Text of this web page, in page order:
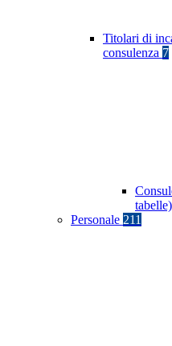
Titolari di
consulenza 7
tabelle)
Personale 211